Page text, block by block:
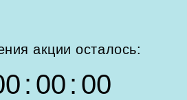
акции осталось:
0 : 00 : 00